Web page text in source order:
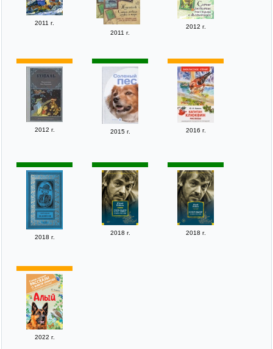
2011 г.
2011 г.
2012 г.
2012 г. 2015 г. 2016 г.
2018 г.
2018 г. 2018 г.
2022 г.